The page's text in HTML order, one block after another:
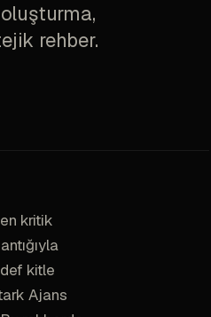
rehber.
kritik
kitle
Ajans